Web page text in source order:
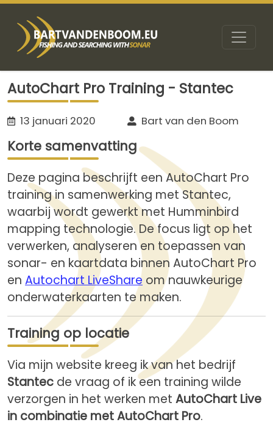
AutoChart Pro Training - Stantec
13 januari 2020 Bart van den Boom
Korte samenvatting
Deze pagina beschrijft een AutoChart Pro
training in samenwerking met Stantec,
waarbij wordt gewerkt met Humminbird
mapping technologie. De focus ligt op het
verwerken, analyseren en toepassen van
sonar- en kaartdata binnen AutoChart Pro
en Autochart LiveShare om nauwkeurige
onderwaterkaarten te maken.
Training op locatie
Via mijn website kreeg ik van het bedrijf
Stantec de vraag of ik een training wilde
verzorgen in het werken met AutoChart Live
in combinatie met AutoChart Pro.